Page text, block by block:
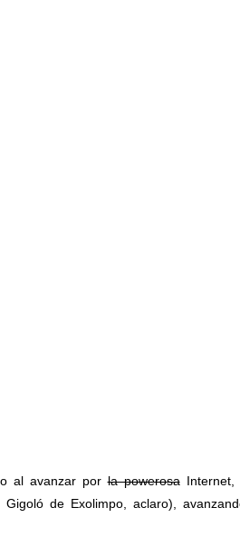
al avanzar porla powerosaInternet,
de Exolimpo, aclaro),